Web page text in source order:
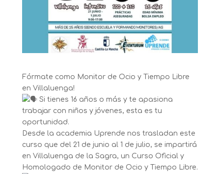
Fórmate como Monitor de Ocio y Tiempo Libre
en Villaluenga!
Si tienes 16 años o más y te apasiona
trabajar con niños y jóvenes, esta es tu
oportunidad.
Desde la academia Uprende nos trasladan este
curso que del 21 de junio al 1 de julio, se impartirá
en Villaluenga de la Sagra, un Curso Oficial y
Homologado de Monitor de Ocio y Tiempo Libre.